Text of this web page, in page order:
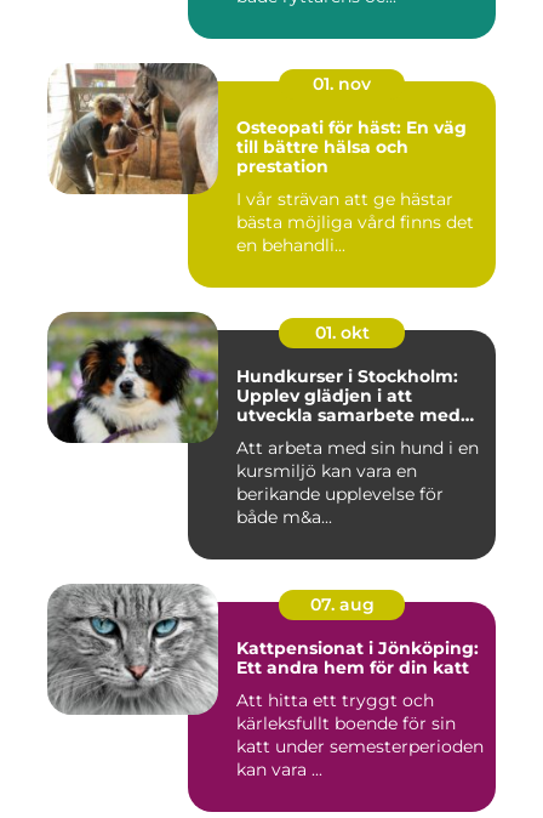
01. nov
Osteopati för häst: En väg
till bättre hälsa och
prestation
I vår strävan att ge hästar
bästa möjliga vård finns det
en behandli...
01. okt
Hundkurser i Stockholm:
Upplev glädjen i att
utveckla samarbete med
Att arbeta med sin hund i en
kursmiljö kan vara en
berikande upplevelse för
både m&a...
07. aug
Kattpensionat i Jönköping:
Ett andra hem för din katt
Att hitta ett tryggt och
kärleksfullt boende för sin
katt under semesterperioden
kan vara ...